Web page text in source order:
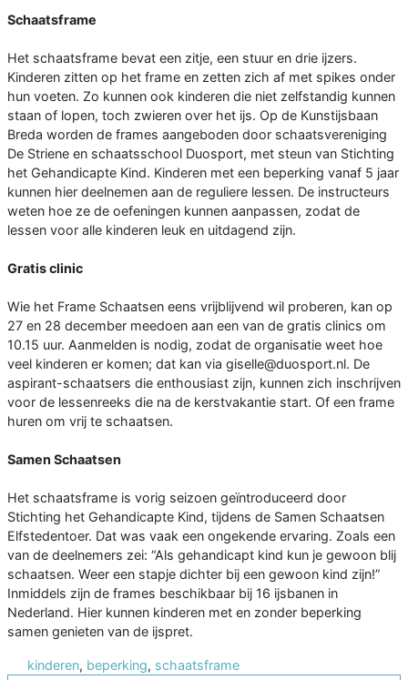
Schaatsframe
Het schaatsframe bevat een zitje, een stuur en drie ijzers.
Kinderen zitten op het frame en zetten zich af met spikes onder
hun voeten. Zo kunnen ook kinderen die niet zelfstandig kunnen
staan of lopen, toch zwieren over het ijs. Op de Kunstijsbaan
Breda worden de frames aangeboden door schaatsvereniging
De Striene en schaatsschool Duosport, met steun van Stichting
het Gehandicapte Kind. Kinderen met een beperking vanaf 5 jaar
kunnen hier deelnemen aan de reguliere lessen. De instructeurs
weten hoe ze de oefeningen kunnen aanpassen, zodat de
lessen voor alle kinderen leuk en uitdagend zijn.
Gratis clinic
Wie het Frame Schaatsen eens vrijblijvend wil proberen, kan op
27 en 28 december meedoen aan een van de gratis clinics om
10.15 uur. Aanmelden is nodig, zodat de organisatie weet hoe
veel kinderen er komen; dat kan via giselle@duosport.nl. De
aspirant-schaatsers die enthousiast zijn, kunnen zich inschrijven
voor de lessenreeks die na de kerstvakantie start. Of een frame
huren om vrij te schaatsen.
Samen Schaatsen
Het schaatsframe is vorig seizoen geïntroduceerd door
Stichting het Gehandicapte Kind, tijdens de Samen Schaatsen
Elfstedentoer. Dat was vaak een ongekende ervaring. Zoals een
van de deelnemers zei: “Als gehandicapt kind kun je gewoon blij
schaatsen. Weer een stapje dichter bij een gewoon kind zijn!”
Inmiddels zijn de frames beschikbaar bij 16 ijsbanen in
Nederland. Hier kunnen kinderen met en zonder beperking
samen genieten van de ijspret.
kinderen, beperking, schaatsframe